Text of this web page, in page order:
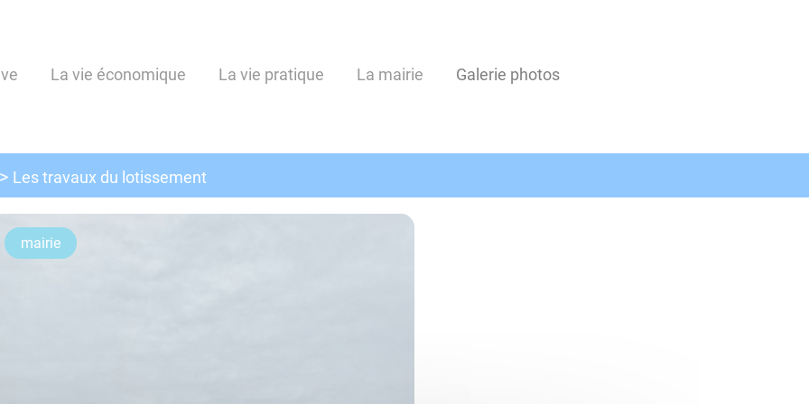
La vie économique La vie pratique La mairie Galerie photos
Les travaux du lotissement
mairie